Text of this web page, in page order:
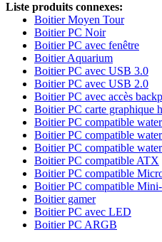
Liste produits connexes:
Boitier Moyen Tour
Boitier PC Noir
Boitier PC avec fenêtre
Boitier Aquarium
Boitier PC avec USB 3.0
Boitier PC avec USB 2.0
Boitier PC avec accès
Boitier PC carte graphique
Boitier PC compatible
Boitier PC compatible
Boitier PC compatible
Boitier PC compatible ATX
Boitier PC compatible
Boitier PC compatible
Boitier gamer
Boitier PC avec LED
Boitier PC ARGB